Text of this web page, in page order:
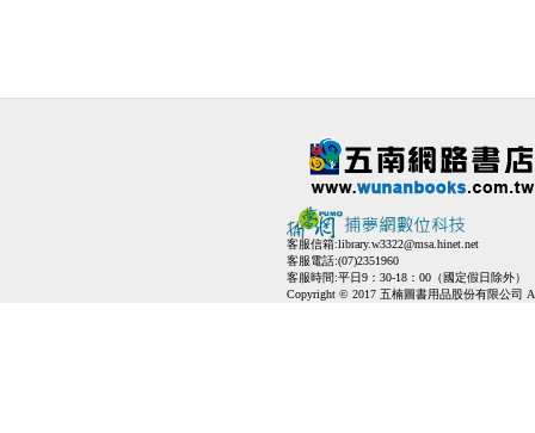
客服信箱:library.w3322@msa.hinet.net
客服電話:(07)2351960
客服時間:平日9：30-18：00（國定假日除外）
Copyright © 2017 五楠圖書用品股份有限公司